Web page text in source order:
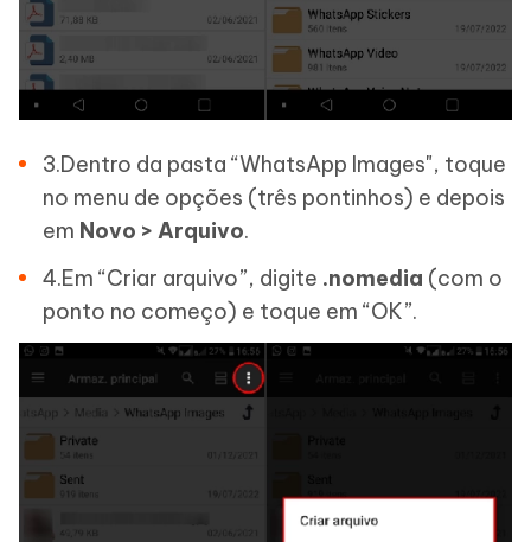
3.Dentro da pasta “WhatsApp Images", toque
no menu de opções (três pontinhos) e depois
em Novo > Arquivo.
4.Em “Criar arquivo”, digite .nomedia (com o
ponto no começo) e toque em “OK”.